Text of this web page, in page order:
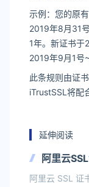
示例：您的原
2019年8月31
1年。新证书于
2019年9月1号
此条规则由证
iTrustSSL将配
延伸阅读
阿里云
阿里云 SSL 证